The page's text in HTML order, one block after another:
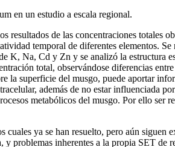
en un estudio a escala regional.
de las concentraciones totales
temporal de diferentes elementos. Se
Na, Cd y Zn y se analizó la estructura
total, observándose diferencias
la superficie del musgo, puede aportar
además de no estar influenciada
metabólicos del musgo. Por ello ser
ya se han resuelto, pero aún siguen
problemas inherentes a la propia SET